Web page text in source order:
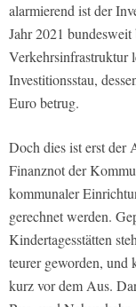
alarmierend ist der
Jahr 2021
Verkehrsinfrastruktur
Investitionsstau,
Euro betrug.
Doch dies ist erst der
Finanznot der
kommunaler
gerechnet werden.
Kindertagesstätten
teurer geworden, und
kurz vor dem Aus.